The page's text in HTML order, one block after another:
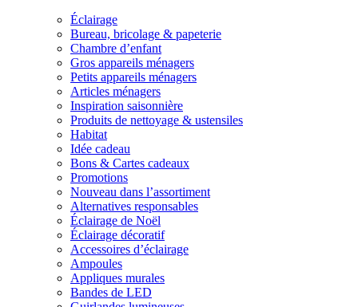
Éclairage
Bureau, bricolage & papeterie
Chambre d’enfant
Gros appareils ménagers
Petits appareils ménagers
Articles ménagers
Inspiration saisonnière
Produits de nettoyage & ustensiles
Habitat
Idée cadeau
Bons & Cartes cadeaux
Promotions
Nouveau dans l’assortiment
Alternatives responsables
Éclairage de Noël
Éclairage décoratif
Accessoires d’éclairage
Ampoules
Appliques murales
Bandes de LED